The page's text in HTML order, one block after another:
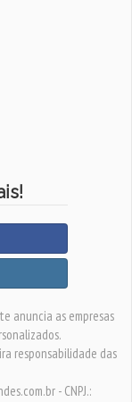
anuncia as empresas
responsabilidade das
- CNPJ.: